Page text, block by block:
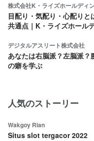
株式会社K・ライズホールディ
目配り・気配り・心配り
共通点｜K・ライズホール
デジタルアスリート株式会社
あなたは右脳派？左脳派？
の癖を学ぶ
人気のストーリー
Wakgoy Rian
Situs slot tergacor 2022